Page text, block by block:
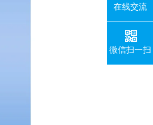
在线交流
微信扫一扫